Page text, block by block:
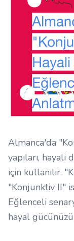
Almanca'da
yapıları,
için kullanılır.
"Konjunktiv II"
Eğlenceli
hayal